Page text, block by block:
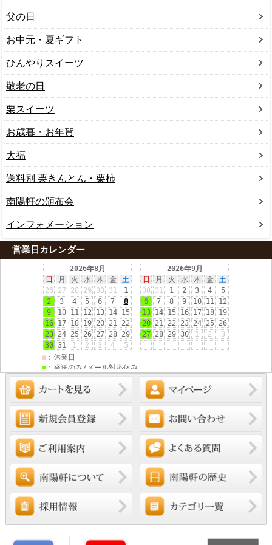
父の日
お中元・夏ギフト
ひんやりスイーツ
敬老の日
栗スイーツ
お歳暮・お年賀
大福
送料別 栗きんとん・栗柿
南陽軒の頒布会
インフォメーション
営業日カレンダー